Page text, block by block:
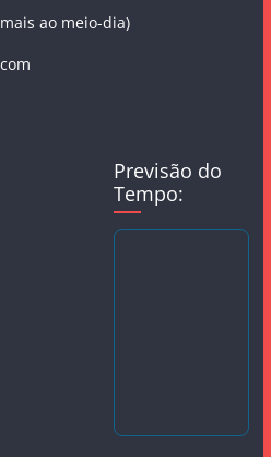
ao meio-dia)
Previsão do
Tempo: